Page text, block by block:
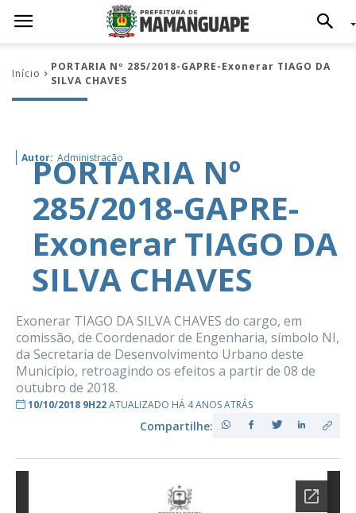
Início
PORTARIA Nº 285/2018-GAPRE-Exonerar TIAGO DA
SILVA CHAVES
Autor: Administração
PORTARIA Nº
285/2018-GAPRE-
Exonerar TIAGO DA
SILVA CHAVES
Exonerar TIAGO DA SILVA CHAVES do cargo, em
comissão, de Coordenador de Engenharia, símbolo NI,
da Secretaria de Desenvolvimento Urbano deste
Município, retroagindo os efeitos a partir de 08 de
outubro de 2018.
10/10/2018 9H22ATUALIZADO HÁ 4 ANOS ATRÁS
Compartilhe: